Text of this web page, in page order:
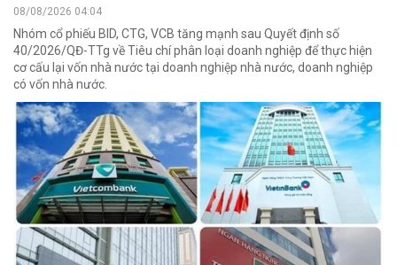
08/08/2026 04:04
Nhóm cổ phiếu BID, CTG, VCB tăng mạnh sau Quyết định số
40/2026/QĐ-TTg về Tiêu chí phân loại doanh nghiệp để thực hiện
cơ cấu lại vốn nhà nước tại doanh nghiệp nhà nước, doanh nghiệp
có vốn nhà nước.